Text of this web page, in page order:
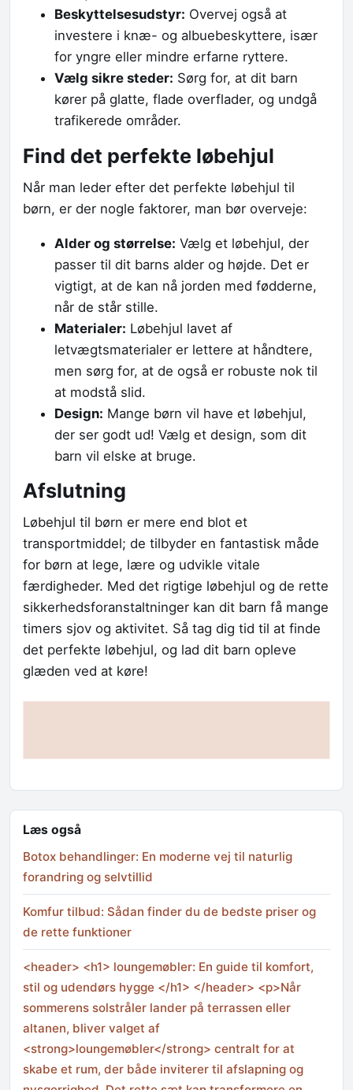
Beskyttelsesudstyr: Overvej også at
investere i knæ- og albuebeskyttere, især
for yngre eller mindre erfarne ryttere.
Vælg sikre steder: Sørg for, at dit barn
kører på glatte, flade overflader, og undgå
trafikerede områder.
Find det perfekte løbehjul
Når man leder efter det perfekte løbehjul til
børn, er der nogle faktorer, man bør overveje:
Alder og størrelse: Vælg et løbehjul, der
passer til dit barns alder og højde. Det er
vigtigt, at de kan nå jorden med fødderne,
når de står stille.
Materialer: Løbehjul lavet af
letvægtsmaterialer er lettere at håndtere,
men sørg for, at de også er robuste nok til
at modstå slid.
Design: Mange børn vil have et løbehjul,
der ser godt ud! Vælg et design, som dit
barn vil elske at bruge.
Afslutning
Løbehjul til børn er mere end blot et
transportmiddel; de tilbyder en fantastisk måde
for børn at lege, lære og udvikle vitale
færdigheder. Med det rigtige løbehjul og de rette
sikkerhedsforanstaltninger kan dit barn få mange
timers sjov og aktivitet. Så tag dig tid til at finde
det perfekte løbehjul, og lad dit barn opleve
glæden ved at køre!
Læs også
Botox behandlinger: En moderne vej til naturlig
forandring og selvtillid
Komfur tilbud: Sådan finder du de bedste priser og
de rette funktioner
<header> <h1> loungemøbler: En guide til komfort,
stil og udendørs hygge </h1> </header> <p>Når
sommerens solstråler lander på terrassen eller
altanen, bliver valget af
<strong>loungemøbler</strong> centralt for at
skabe et rum, der både inviterer til afslapning og